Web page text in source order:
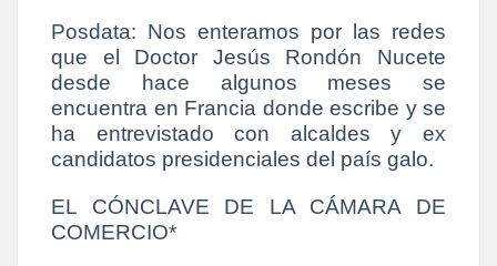
Posdata: Nos enteramos por las redes
que el Doctor Jesús Rondón Nucete
desde hace algunos meses se
encuentra en Francia donde escribe y se
ha entrevistado con alcaldes y ex
candidatos presidenciales del país galo.
EL CÓNCLAVE DE LA CÁMARA DE
COMERCIO*